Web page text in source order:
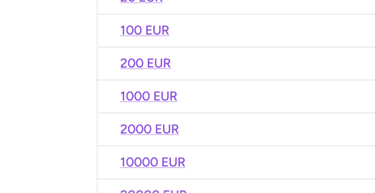
100 EUR
200 EUR
1000 EUR
2000 EUR
10000 EUR